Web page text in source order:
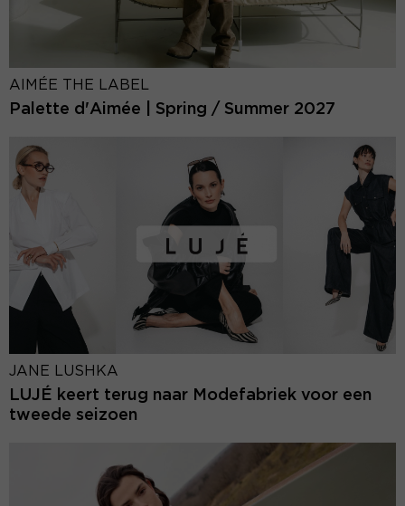
AIMÉE THE LABEL
Palette d'Aimée | Spring / Summer 2027
JANE LUSHKA
LUJÉ keert terug naar Modefabriek voor een
tweede seizoen